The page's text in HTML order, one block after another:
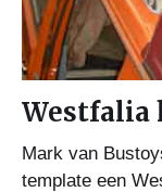
Westfalia
Mark van
template een